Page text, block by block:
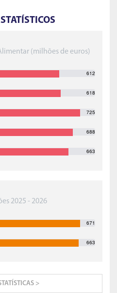
(milhões de euros)
612
618
725
688
663
2025 - 2026
671
663
>